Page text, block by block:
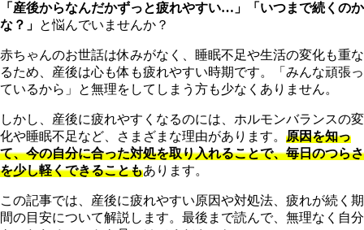
「産後からなんだかずっと疲れやすい…」「いつまで続くのか
な？」 と悩んでいませんか？
赤ちゃんのお世話は休みがなく、睡眠不足や生活の変化も重な
るため、産後は心も体も疲れやすい時期です。「みんな頑張っ
ているから」と無理をしてしまう方も少なくありません。
しかし、産後に疲れやすくなるのには、ホルモンバランスの変
化や睡眠不足など、さまざまな理由があります。 原因を知っ
て、今の自分に合った対処を取り入れることで、毎日のつらさ
を少し軽くできることもあります。
この記事では、産後に疲れやすい原因や対処法、疲れが続く期
間の目安について解説します。最後まで読んで、無理なく自分